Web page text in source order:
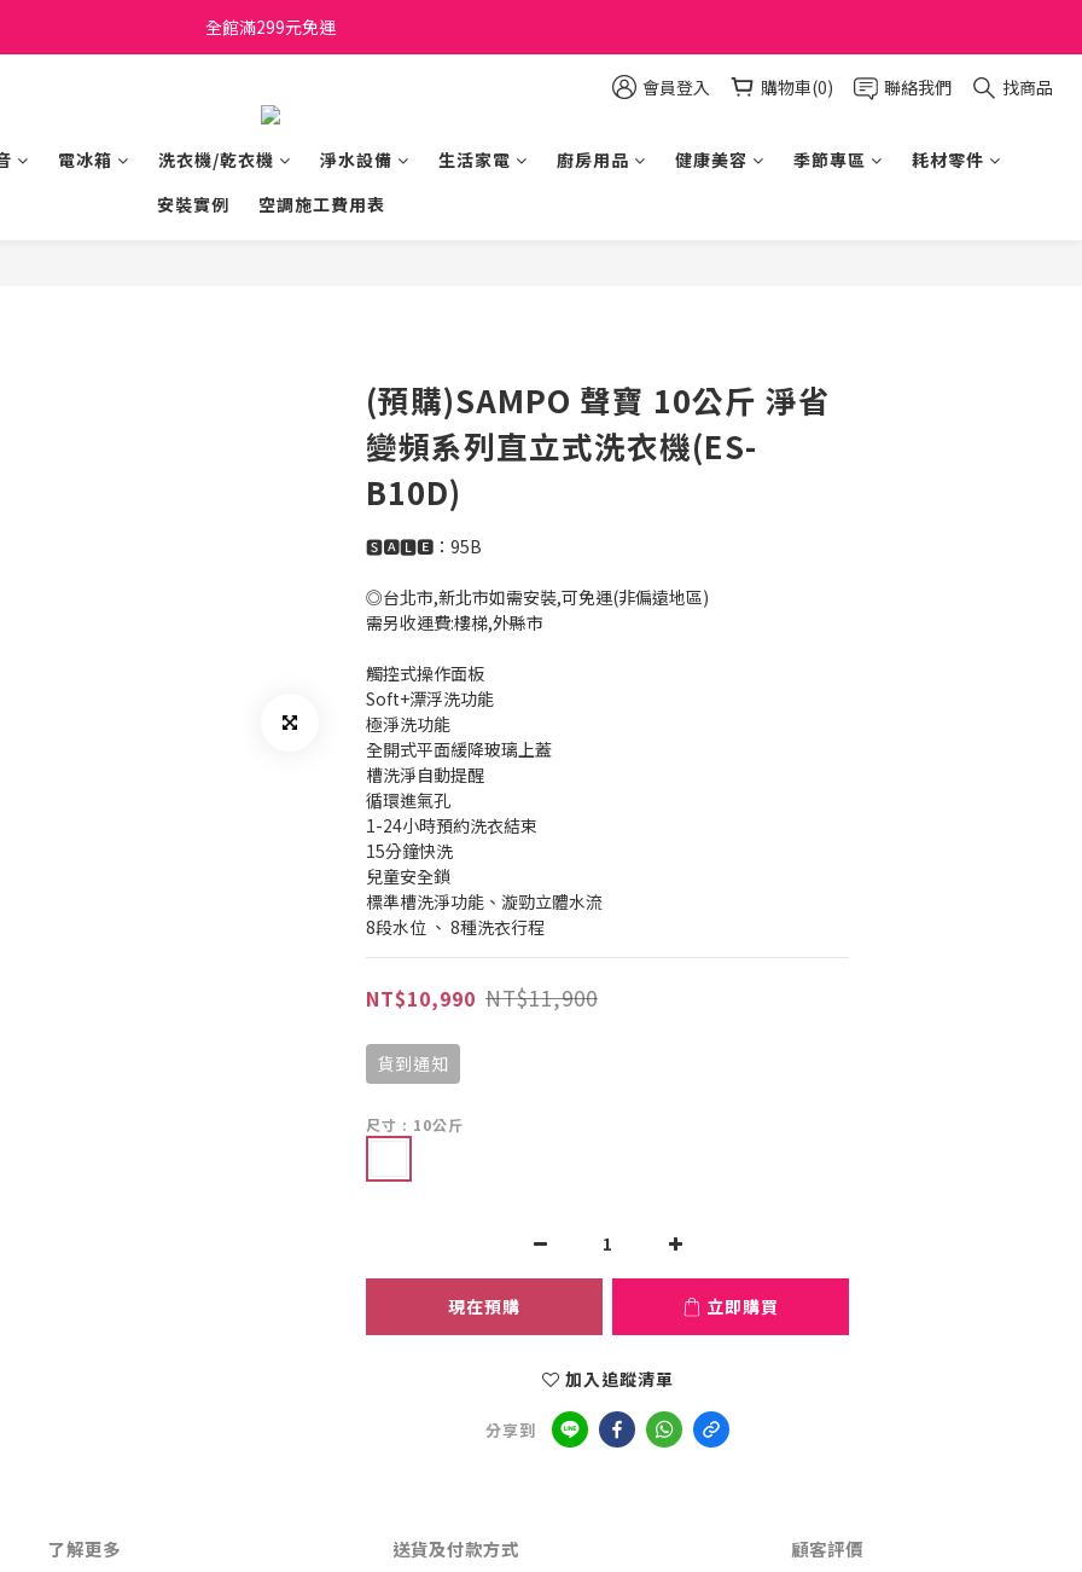
日立家電、國際牌 原廠管制價格 私訊優惠價
全館滿299元免運
會員登入 購物車(0) 聯絡我們 找商品
電冰箱 洗衣機/乾衣機 淨水設備 生活家電 廚房用品 健康美容 季節專區
耗材零件
安裝實例
空調施工費用表
(預購)SAMPO 聲寶 10公斤 淨省
變頻系列直立式洗衣機(ES-
B10D)
🆂🅰🅻🅴：95B
◎台北市,新北市如需安裝,可免運(非偏遠地區)
需另收運費:樓梯,外縣市
觸控式操作面板
Soft+漂浮洗功能
極淨洗功能
全開式平面緩降玻璃上蓋
槽洗淨自動提醒
循環進氣孔
1-24小時預約洗衣結束
15分鐘快洗
兒童安全鎖
標準槽洗淨功能、漩勁立體水流
8段水位 、 8種洗衣行程
NT$10,990 NT$11,900
貨到通知
尺寸 : 10公斤
現在預購 立即購買
加入追蹤清單
分享到
了解更多 送貨及付款方式 顧客評價